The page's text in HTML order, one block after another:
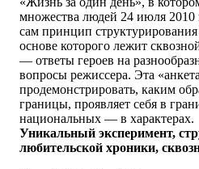
множества людей 24 июля 2010
сам принцип
основе которого лежит
— ответы героев на
вопросы режиссера. Эта
продемонстрировать, каким
границы, проявляет себя в
национальных — в характерах.
Уникальный эксперимент,
любительской хроники,